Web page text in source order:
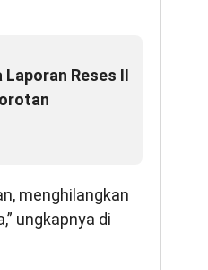
Laporan Reses II
menghilangkan
ungkapnya di